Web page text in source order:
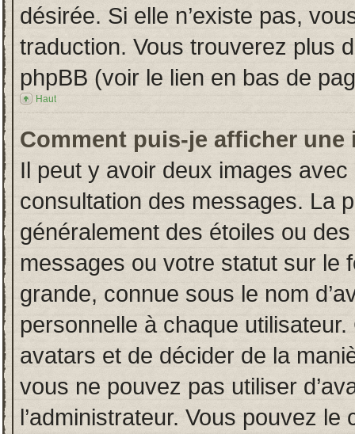
désirée. Si elle n’existe pas,
traduction. Vous trouverez plus
phpBB (voir le lien en bas de
Haut
Comment puis-je afficher une
Il peut y avoir deux images
consultation des messages. La
généralement des étoiles ou
messages ou votre statut sur le
grande, connue sous le nom
personnelle à chaque utilisateur.
avatars et de décider de la
vous ne pouvez pas utiliser
l’administrateur. Vous pouvez